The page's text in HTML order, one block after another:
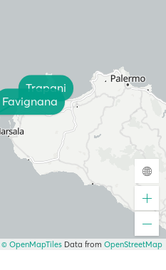
Trapani
Favignana
© OpenMapTiles Data from OpenStreetMap